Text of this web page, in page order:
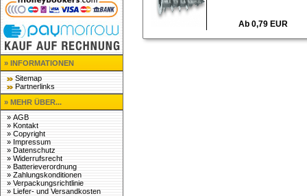
» INFORMATIONEN
Sitemap
Partnerlinks
» MEHR ÜBER...
» AGB
» Kontakt
» Copyright
» Impressum
» Datenschutz
» Widerrufsrecht
» Batterieverordnung
» Zahlungskonditionen
» Verpackungsrichtlinie
» Liefer- und Versandkosten
Ab 0,79 EUR